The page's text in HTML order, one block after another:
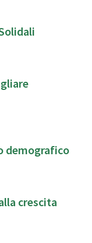
demografico
crescita